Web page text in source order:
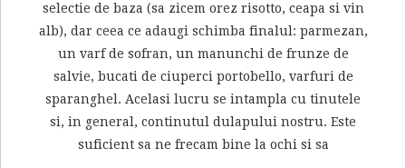
selectie de baza (sa zicem orez risotto, ceapa si vin
alb), dar ceea ce adaugi schimba finalul: parmezan,
un varf de sofran, un manunchi de frunze de
salvie, bucati de ciuperci portobello, varfuri de
sparanghel. Acelasi lucru se intampla cu tinutele
si, in general, continutul dulapului nostru. Este
suficient sa ne frecam bine la ochi si sa